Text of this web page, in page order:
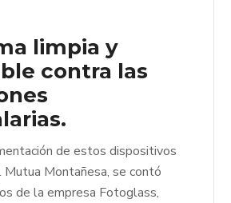
limpia y
contra las
de estos dispositivos
Montañesa, se contó
de la empresa Fotoglass,